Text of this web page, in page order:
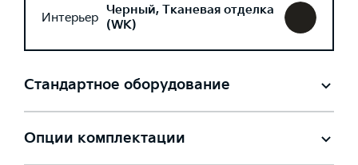
Интерьер Черный, Тканевая отделка
(WK)
Стандартное оборудование
Опции комплектации